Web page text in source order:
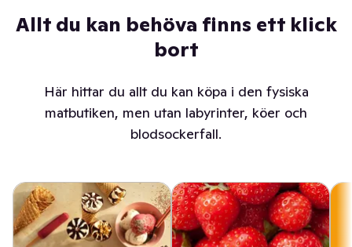
Allt du kan behöva finns ett klick
bort
Här hittar du allt du kan köpa i den fysiska
matbutiken, men utan labyrinter, köer och
blodsockerfall.